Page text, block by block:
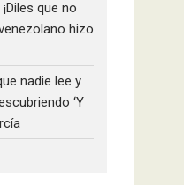
¡Diles que no
hizo
nadie lee y
‘Y